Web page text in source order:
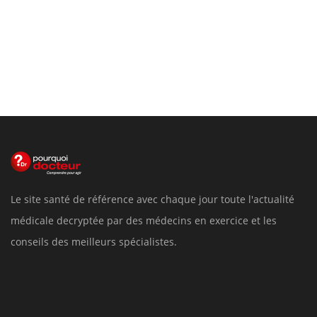
Le site santé de référence avec chaque jour toute l'actualité
médicale decryptée par des médecins en exercice et les
conseils des meilleurs spécialistes.